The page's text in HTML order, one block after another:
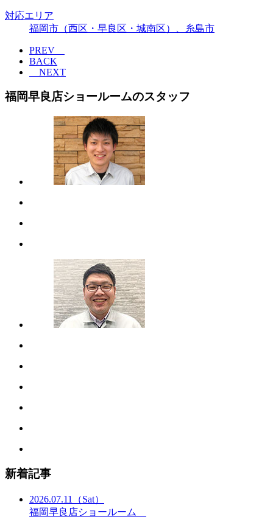
対応エリア
福岡市（西区・早良区・城南区）、糸島市
PREV
BACK
NEXT
福岡早良店ショールームのスタッフ
新着記事
2026.07.11
（Sat）
福岡早良店ショールーム